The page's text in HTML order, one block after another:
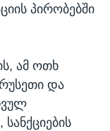
პირობებში
ამ ოთხ
და